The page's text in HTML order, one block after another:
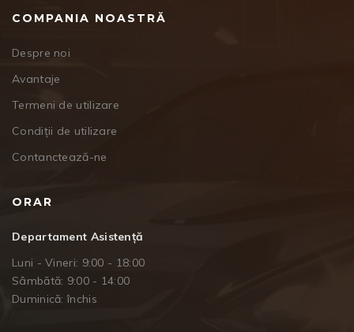
COMPANIA NOASTRĂ
Despre noi
Avantaje
Termeni de utilizare
Condiții de utilizare
Contanctează-ne
ORAR
Departament Asistență
Luni - Vineri: 9:00 - 18:00
Sâmbătă: 9:00 - 14:00
Duminică: închis